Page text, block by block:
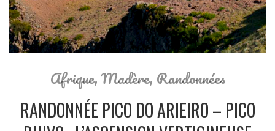
Afrique,Madère, Randonnées
RANDONNÉE PICO DO ARIEIRO – PICO